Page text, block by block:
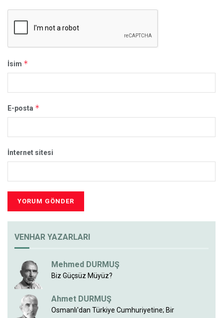
İsim *
E-posta *
İnternet sitesi
VENHAR YAZARLARI
Mehmed DURMUŞ
Biz Güçsüz Müyüz?
Ahmet DURMUŞ
Osmanlı'dan Türkiye Cumhuriyetine; Bir